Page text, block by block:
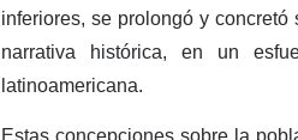
inferiores, se prolongó y
narrativa histórica, en un
latinoamericana.